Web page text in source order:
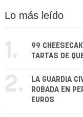
Lo más leído
1.
99
TARTAS DE
2.
LA GUARDIA
ROBADA EN
EUROS